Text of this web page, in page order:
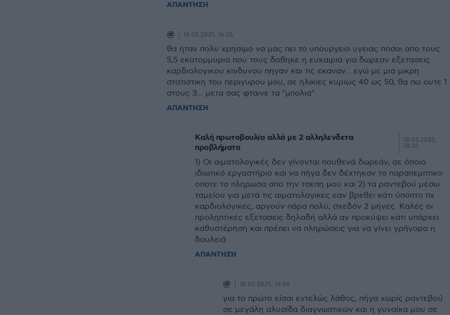
ΑΠΑΝΤΗΣΗ
@ 18.05.2025, 16:26
θα ήταν πολυ χρησιμο να μας πει το υπουργειο υγειας ποσοι απο τους
5,5 εκατομμυρια που τους δοθηκε η ευκαιρια για δωρεαν εξετασεις
καρδιολογικου κινδυνου πηγαν και τις εκαναν... εγώ με μια μικρη
στατιστικη του περιγυρου μου, σε ηλικιες κυριως 40 ως 50, θα πω ουτε 1
στους 3... μετα σας φταινε τα "μπολια"
ΑΠΑΝΤΗΣΗ
Καλή πρωτοβουλία αλλά με 2 αλληλενδετα
προβλήματα
18.05.2025,
18:32
1) Οι αιματολογικές δεν γίνονται πουθενά δωρεάν, σε όποιο
ιδιωτικό εργαστήριο και να πήγα δεν δέχτηκαν το παραπεμπτικο
οποτε το πληρωσα απο την τσεπη μου και 2) τα ραντεβού μέσω
ταμείου για μετά τις αιματολογικες εαν βρεθει κάτι ύποπτο πχ
καρδιολόγικες, αργούν πάρα πολύ, σχεδόν 2 μήνες. Καλές οι
προληπτικές εξετασεις δηλαδή αλλά αν προκύψει κάτι υπάρχει
καθυστέρηση και πρέπει να πληρώσεις για να γίνει γρήγορα η
δουλειά
ΑΠΑΝΤΗΣΗ
@ 18.05.2025, 19:34
για το πρώτο είσαι εντελώς λάθος, πήγα χωρίς ραντεβού
σε μεγάλη αλυσίδα διαγνωστικών και η γυναίκα μου σε